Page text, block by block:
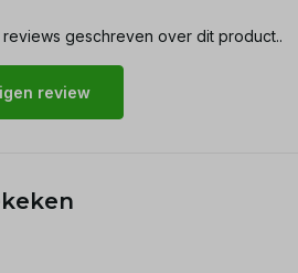
geschreven over dit product..
review